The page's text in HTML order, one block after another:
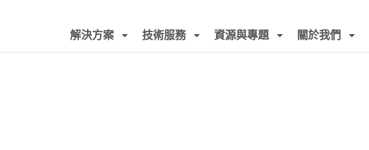
解決方案
技術服務 資源與專題 關於我們